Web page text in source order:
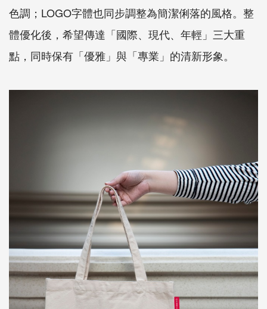
色調；LOGO字體也同步調整為簡潔俐落的風格。整
體優化後，希望傳達「國際、現代、年輕」三大重
點，同時保有「優雅」與「專業」的清新形象。